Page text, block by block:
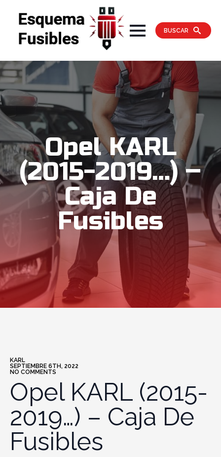
BUSCAR
Opel KARL
(2015-2019…) –
Caja De
Fusibles
KARL
SEPTIEMBRE 6TH, 2022
NO COMMENTS
Opel KARL (2015-
2019…) – Caja De
Fusibles